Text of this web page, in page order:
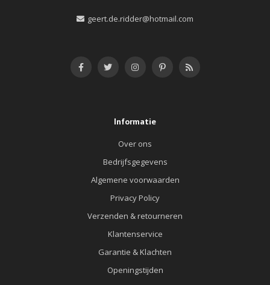
geert.de.ridder@hotmail.com
Informatie
Over ons
Bedrijfsgegevens
Algemene voorwaarden
Privacy Policy
Verzenden & retourneren
Klantenservice
Garantie & Klachten
Openingstijden